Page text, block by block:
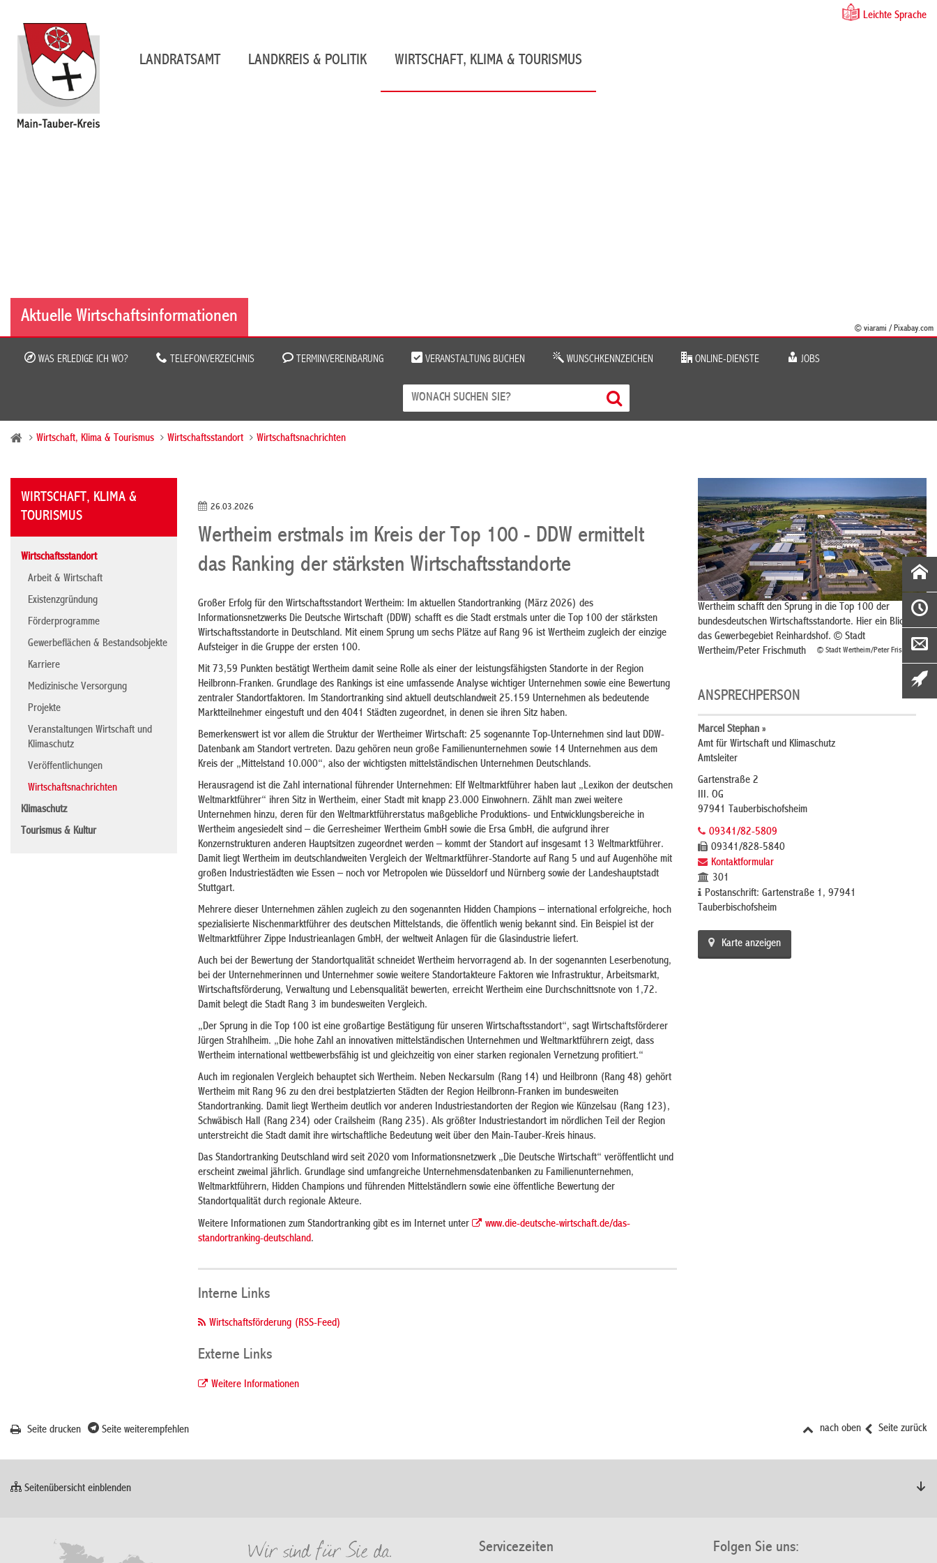
Leichte Sprache
LANDRATSAMT LANDKREIS & POLITIK WIRTSCHAFT, KLIMA & TOURISMUS
Aktuelle Wirtschaftsinformationen
© viarami / Pixabay.com
WAS ERLEDIGE ICH WO? TELEFONVERZEICHNIS TERMINVEREINBARUNG VERANSTALTUNG BUCHEN WUNSCHKENNZEICHEN ONLINE-DIENSTE JOBS
Wirtschaft, Klima & Tourismus Wirtschaftsstandort Wirtschaftsnachrichten
WIRTSCHAFT, KLIMA &
TOURISMUS
Wirtschaftsstandort
Arbeit & Wirtschaft
Existenzgründung
Förderprogramme
Gewerbeflächen & Bestandsobjekte
Karriere
Medizinische Versorgung
Projekte
Veranstaltungen Wirtschaft und
Klimaschutz
Veröffentlichungen
Wirtschaftsnachrichten
Klimaschutz
Tourismus & Kultur
26.03.2026
Wertheim erstmals im Kreis der Top 100 - DDW ermittelt
das Ranking der stärksten Wirtschaftsstandorte
Großer Erfolg für den Wirtschaftsstandort Wertheim: Im aktuellen Standortranking (März 2026) des
Informationsnetzwerks Die Deutsche Wirtschaft (DDW) schafft es die Stadt erstmals unter die Top 100 der stärksten
Wirtschaftsstandorte in Deutschland. Mit einem Sprung um sechs Plätze auf Rang 96 ist Wertheim zugleich der einzige
Aufsteiger in die Gruppe der ersten 100.
Mit 73,59 Punkten bestätigt Wertheim damit seine Rolle als einer der leistungsfähigsten Standorte in der Region
Heilbronn-Franken. Grundlage des Rankings ist eine umfassende Analyse wichtiger Unternehmen sowie eine Bewertung
zentraler Standortfaktoren. Im Standortranking sind aktuell deutschlandweit 25.159 Unternehmen als bedeutende
Marktteilnehmer eingestuft und den 4041 Städten zugeordnet, in denen sie ihren Sitz haben.
Bemerkenswert ist vor allem die Struktur der Wertheimer Wirtschaft: 25 sogenannte Top-Unternehmen sind laut DDW-
Datenbank am Standort vertreten. Dazu gehören neun große Familienunternehmen sowie 14 Unternehmen aus dem
Kreis der „Mittelstand 10.000“, also der wichtigsten mittelständischen Unternehmen Deutschlands.
Herausragend ist die Zahl international führender Unternehmen: Elf Weltmarktführer haben laut „Lexikon der deutschen
Weltmarktführer“ ihren Sitz in Wertheim, einer Stadt mit knapp 23.000 Einwohnern. Zählt man zwei weitere
Unternehmen hinzu, deren für den Weltmarktführerstatus maßgebliche Produktions- und Entwicklungsbereiche in
Wertheim angesiedelt sind – die Gerresheimer Wertheim GmbH sowie die Ersa GmbH, die aufgrund ihrer
Konzernstrukturen anderen Hauptsitzen zugeordnet werden – kommt der Standort auf insgesamt 13 Weltmarktführer.
Damit liegt Wertheim im deutschlandweiten Vergleich der Weltmarktführer-Standorte auf Rang 5 und auf Augenhöhe mit
großen Industriestädten wie Essen – noch vor Metropolen wie Düsseldorf und Nürnberg sowie der Landeshauptstadt
Stuttgart.
Mehrere dieser Unternehmen zählen zugleich zu den sogenannten Hidden Champions – international erfolgreiche, hoch
spezialisierte Nischenmarktführer des deutschen Mittelstands, die öffentlich wenig bekannt sind. Ein Beispiel ist der
Weltmarktführer Zippe Industrieanlagen GmbH, der weltweit Anlagen für die Glasindustrie liefert.
Auch bei der Bewertung der Standortqualität schneidet Wertheim hervorragend ab. In der sogenannten Leserbenotung,
bei der Unternehmerinnen und Unternehmer sowie weitere Standortakteure Faktoren wie Infrastruktur, Arbeitsmarkt,
Wirtschaftsförderung, Verwaltung und Lebensqualität bewerten, erreicht Wertheim eine Durchschnittsnote von 1,72.
Damit belegt die Stadt Rang 3 im bundesweiten Vergleich.
„Der Sprung in die Top 100 ist eine großartige Bestätigung für unseren Wirtschaftsstandort“, sagt Wirtschaftsförderer
Jürgen Strahlheim. „Die hohe Zahl an innovativen mittelständischen Unternehmen und Weltmarktführern zeigt, dass
Wertheim international wettbewerbsfähig ist und gleichzeitig von einer starken regionalen Vernetzung profitiert.“
Auch im regionalen Vergleich behauptet sich Wertheim. Neben Neckarsulm (Rang 14) und Heilbronn (Rang 48) gehört
Wertheim mit Rang 96 zu den drei bestplatzierten Städten der Region Heilbronn-Franken im bundesweiten
Standortranking. Damit liegt Wertheim deutlich vor anderen Industriestandorten der Region wie Künzelsau (Rang 123),
Schwäbisch Hall (Rang 234) oder Crailsheim (Rang 235). Als größter Industriestandort im nördlichen Teil der Region
unterstreicht die Stadt damit ihre wirtschaftliche Bedeutung weit über den Main-Tauber-Kreis hinaus.
Das Standortranking Deutschland wird seit 2020 vom Informationsnetzwerk „Die Deutsche Wirtschaft“ veröffentlicht und
erscheint zweimal jährlich. Grundlage sind umfangreiche Unternehmensdatenbanken zu Familienunternehmen,
Weltmarktführern, Hidden Champions und führenden Mittelständlern sowie eine öffentliche Bewertung der
Standortqualität durch regionale Akteure.
Weitere Informationen zum Standortranking gibt es im Internet unter
www.die-deutsche-wirtschaft.de/das-
standortranking-deutschland.
Interne Links
Wirtschaftsförderung (RSS-Feed)
Externe Links
Weitere Informationen
© Stadt Wertheim/Peter Frischmuth
Wertheim schafft den Sprung in die Top 100 der
bundesdeutschen Wirtschaftsstandorte. Hier ein Blick auf
das Gewerbegebiet Reinhardshof. © Stadt
Wertheim/Peter Frischmuth
ANSPRECHPERSON
Marcel Stephan »
Amt für Wirtschaft und Klimaschutz
Amtsleiter
Gartenstraße 2
III. OG
97941 Tauberbischofsheim
09341/82-5809
09341/828-5840
Kontaktformular
301
Postanschrift: Gartenstraße 1, 97941
Tauberbischofsheim
Karte anzeigen
Seite zurück
nach oben
Seite drucken Seite weiterempfehlen
Seitenübersicht einblenden
Servicezeiten Folgen Sie uns: